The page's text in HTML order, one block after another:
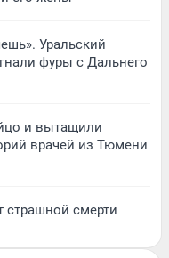
Уральский
фуры с Дальнего
и вытащили
врачей из Тюмени
страшной смерти